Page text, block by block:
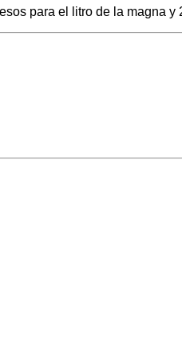
para el litro de la magna y